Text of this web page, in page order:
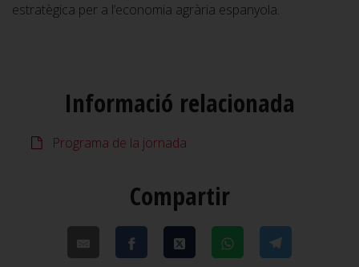
estratègica per a l’economia agrària espanyola.
Informació relacionada
Programa de la jornada
Compartir